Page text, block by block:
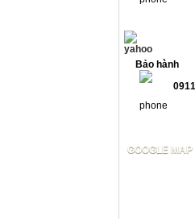
Bảo hành
GOOGLE MAP